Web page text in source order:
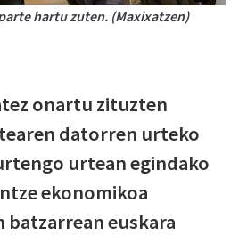
hartu zuten. (Maxixatzen)
onartu zituzten
datorren urteko
urtean egindako
ekonomikoa
euskara